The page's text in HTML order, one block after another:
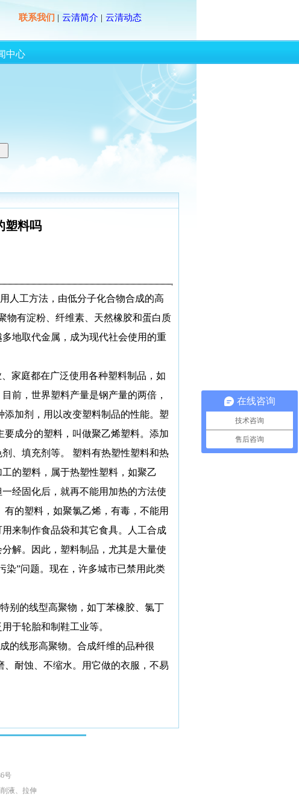
联系我们 云清简介 云清动态
中心
塑料吗
人工方法，由低分子化合物合成的高
物有淀粉、纤维素、天然橡胶和蛋白质
地取代金属，成为现代社会使用的重
家庭都在广泛使用各种塑料制品，如
前，世界塑料产量是钢产量的两倍，
加剂，用以改变塑料制品的性能。塑
要成分的塑料，叫做聚乙烯塑料。添加
、填充剂等。
塑料有热塑性塑料和热
的塑料，属于热塑性塑料，如聚乙
经固化后，就再不能用加热的方法使
有的塑料，如聚氯乙烯，有毒，不能用
来制作食品袋和其它食具。人工合成
解。因此，塑料制品，尤其是大量使
染”问题。现在，许多城市已禁用此类
别的线型高聚物，如丁苯橡胶、氯丁
于轮胎和制鞋工业等。
的线形高聚物。合成纤维的品种很
、耐蚀、不缩水。用它做的衣服，不易
号
液、拉伸
在线咨询
技术咨询
售后咨询